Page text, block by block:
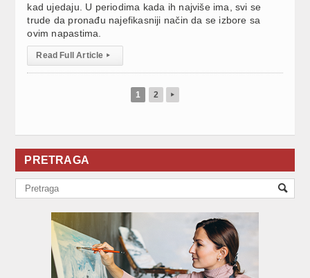
kad ujedaju. U periodima kada ih najviše ima, svi se
trude da pronađu najefikasniji način da se izbore sa
ovim napastima.
Read Full Article ▸
1 2 ▸
PRETRAGA